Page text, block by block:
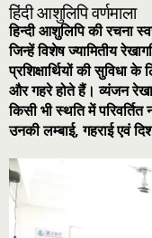
हिंदी आशुलिपि वर्णमाला
हिन्‍दी आशुलिपि की रचना
जिन्‍हें विशेष ज्‍यामि‍तीय
प्रशिक्षार्थियों की सुविधा
और गहरे होते हैं। व्‍यंजन
किसी भी स्‍थति में
उनकी लम्‍बाई, गहराई एवं